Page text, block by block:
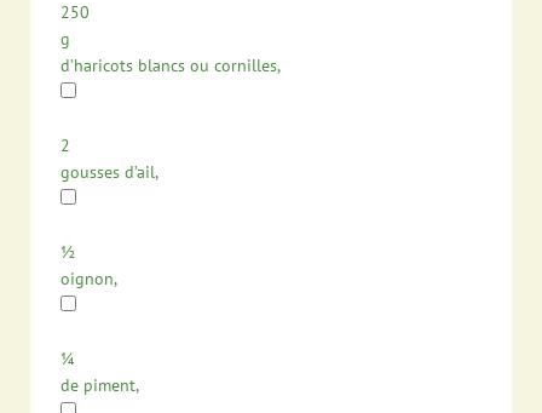
250
g
d’haricots blancs ou cornilles,
2
gousses d’ail,
½
oignon,
¼
de piment,